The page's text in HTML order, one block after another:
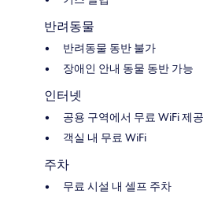
반려동물
반려동물 동반 불가
장애인 안내 동물 동반 가능
인터넷
공용 구역에서 무료 WiFi 제공
객실 내 무료 WiFi
주차
무료 시설 내 셀프 주차